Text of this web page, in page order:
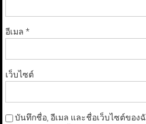
อีเมล *
เว็บไซต์
บันทึกชื่อ, อีเมล และชื่อเว็บไซต์ของ